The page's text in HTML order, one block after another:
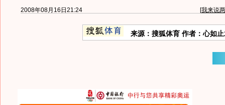
2008年08月16日21:24 [我来说
来源：搜狐体育 作者：心如